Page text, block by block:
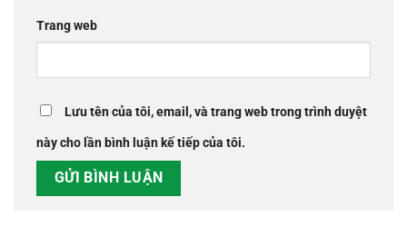
Trang web
Lưu tên của tôi, email, và trang web trong trình duyệt
này cho lần bình luận kế tiếp của tôi.